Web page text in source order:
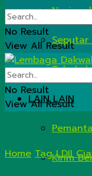
Nasional
Seputar
LAIN LAIN
Kirim
No Result
View All Result
No Result
View All Result
Home Tag LDII